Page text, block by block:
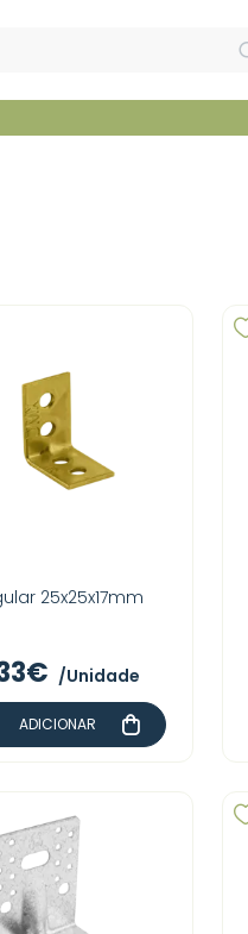
25x25x17mm
/Unidade
ADICIONAR